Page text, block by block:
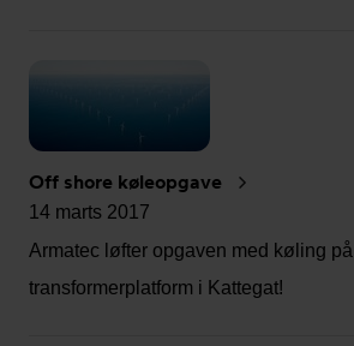
Off shore køleopgave
14 marts 2017
Armatec løfter opgaven med køling
transformerplatform i Kattegat!